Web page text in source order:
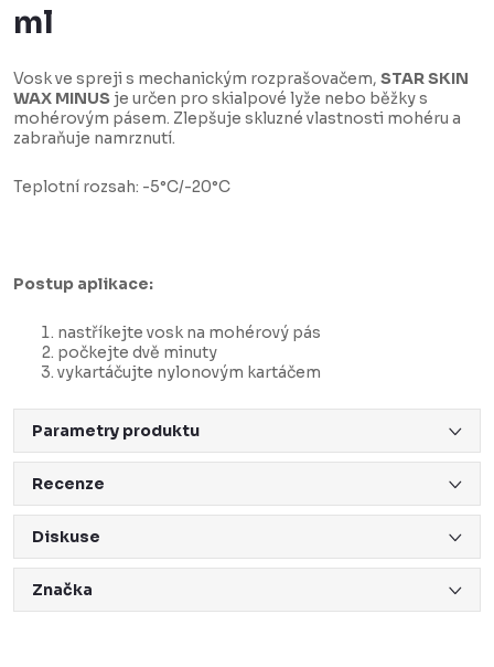
ml
Vosk ve spreji s mechanickým rozprašovačem, STAR SKIN
WAX MINUS je určen pro skialpové lyže nebo běžky s
mohérovým pásem. Zlepšuje skluzné vlastnosti mohéru a
zabraňuje namrznutí.
Teplotní rozsah: -5°C/-20°C
Postup aplikace:
nastříkejte vosk na mohérový pás
počkejte dvě minuty
vykartáčujte nylonovým kartáčem
Parametry produktu
Recenze
Diskuse
Značka